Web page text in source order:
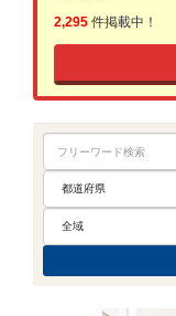
2,295 件掲載中！